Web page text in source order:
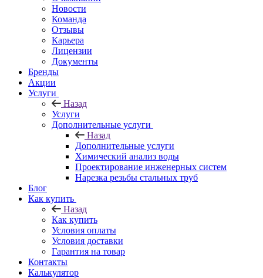
Новости
Команда
Отзывы
Карьера
Лицензии
Документы
Бренды
Акции
Услуги
Назад
Услуги
Дополнительные услуги
Назад
Дополнительные услуги
Химический анализ воды
Проектирование инженерных систем
Нарезка резьбы стальных труб
Блог
Как купить
Назад
Как купить
Условия оплаты
Условия доставки
Гарантия на товар
Контакты
Калькулятор